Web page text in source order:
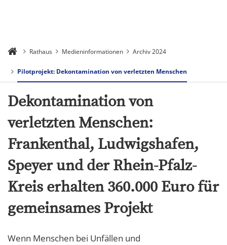
Rathaus Medieninformationen Archiv 2024
Pilotprojekt: Dekontamination von verletzten Menschen
Dekontamination von
verletzten Menschen:
Frankenthal, Ludwigshafen,
Speyer und der Rhein-Pfalz-
Kreis erhalten 360.000 Euro für
gemeinsames Projekt
Wenn Menschen bei Unfällen und